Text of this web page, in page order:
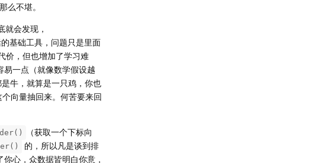
么不堪。
就会发现，
基础工具，问题只是里面
价，但也增加了学习难
一点（就像数学假设越
牛，就算是一只鸡，你也
向量抽回来。何苦要来回
（获取一个下标向
的，所以凡是谈到排
心，众数据皆明白你意，